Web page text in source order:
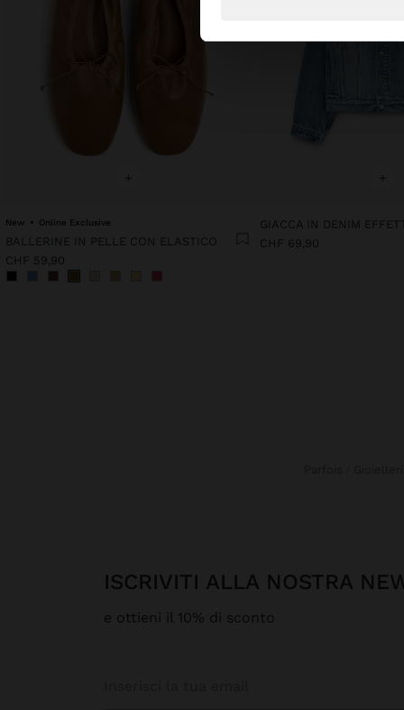
+
New Online Exclusive
BALLERINE IN PELLE CON ELASTICO
CHF 59,90
+
CHF 69,90
ISCRIVITI ALLA NOSTRA
e ottieni il 10% di sconto